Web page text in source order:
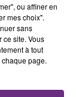
(Aube). Du
ou affiner en
mes choix".
sans
ce site. Vous
à tout
page.